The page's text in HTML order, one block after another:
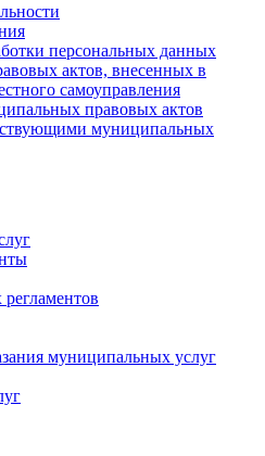
персональных данных
актов, внесенных в
самоуправления
правовых актов
муниципальных
муниципальных услуг